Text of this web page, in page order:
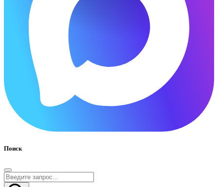
Поиск